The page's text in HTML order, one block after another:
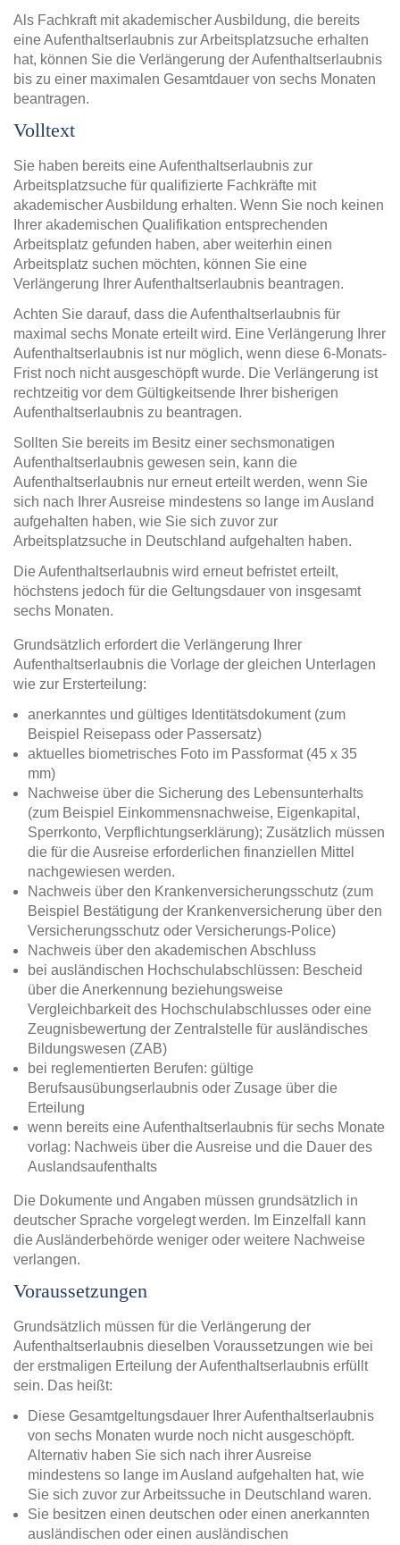
Als Fachkraft mit akademischer Ausbildung, die bereits
eine Aufenthaltserlaubnis zur Arbeitsplatzsuche erhalten
hat, können Sie die Verlängerung der Aufenthaltserlaubnis
bis zu einer maximalen Gesamtdauer von sechs Monaten
beantragen.
Volltext
Sie haben bereits eine Aufenthaltserlaubnis zur
Arbeitsplatzsuche für qualifizierte Fachkräfte mit
akademischer Ausbildung erhalten. Wenn Sie noch keinen
Ihrer akademischen Qualifikation entsprechenden
Arbeitsplatz gefunden haben, aber weiterhin einen
Arbeitsplatz suchen möchten, können Sie eine
Verlängerung Ihrer Aufenthaltserlaubnis beantragen.
Achten Sie darauf, dass die Aufenthaltserlaubnis für
maximal sechs Monate erteilt wird. Eine Verlängerung Ihrer
Aufenthaltserlaubnis ist nur möglich, wenn diese 6-Monats-
Frist noch nicht ausgeschöpft wurde. Die Verlängerung ist
rechtzeitig vor dem Gültigkeitsende Ihrer bisherigen
Aufenthaltserlaubnis zu beantragen.
Sollten Sie bereits im Besitz einer sechsmonatigen
Aufenthaltserlaubnis gewesen sein, kann die
Aufenthaltserlaubnis nur erneut erteilt werden, wenn Sie
sich nach Ihrer Ausreise mindestens so lange im Ausland
aufgehalten haben, wie Sie sich zuvor zur
Arbeitsplatzsuche in Deutschland aufgehalten haben.
Die Aufenthaltserlaubnis wird erneut befristet erteilt,
höchstens jedoch für die Geltungsdauer von insgesamt
sechs Monaten.
Grundsätzlich erfordert die Verlängerung Ihrer
Aufenthaltserlaubnis die Vorlage der gleichen Unterlagen
wie zur Ersterteilung:
anerkanntes und gültiges Identitätsdokument (zum
Beispiel Reisepass oder Passersatz)
aktuelles biometrisches Foto im Passformat (45 x 35
mm)
Nachweise über die Sicherung des Lebensunterhalts
(zum Beispiel Einkommensnachweise, Eigenkapital,
Sperrkonto, Verpflichtungserklärung); Zusätzlich müssen
die für die Ausreise erforderlichen finanziellen Mittel
nachgewiesen werden.
Nachweis über den Krankenversicherungsschutz (zum
Beispiel Bestätigung der Krankenversicherung über den
Versicherungsschutz oder Versicherungs-Police)
Nachweis über den akademischen Abschluss
bei ausländischen Hochschulabschlüssen: Bescheid
über die Anerkennung beziehungsweise
Vergleichbarkeit des Hochschulabschlusses oder eine
Zeugnisbewertung der Zentralstelle für ausländisches
Bildungswesen (ZAB)
bei reglementierten Berufen: gültige
Berufsausübungserlaubnis oder Zusage über die
Erteilung
wenn bereits eine Aufenthaltserlaubnis für sechs Monate
vorlag: Nachweis über die Ausreise und die Dauer des
Auslandsaufenthalts
Die Dokumente und Angaben müssen grundsätzlich in
deutscher Sprache vorgelegt werden. Im Einzelfall kann
die Ausländerbehörde weniger oder weitere Nachweise
verlangen.
Voraussetzungen
Grundsätzlich müssen für die Verlängerung der
Aufenthaltserlaubnis dieselben Voraussetzungen wie bei
der erstmaligen Erteilung der Aufenthaltserlaubnis erfüllt
sein. Das heißt:
Diese Gesamtgeltungsdauer Ihrer Aufenthaltserlaubnis
von sechs Monaten wurde noch nicht ausgeschöpft.
Alternativ haben Sie sich nach ihrer Ausreise
mindestens so lange im Ausland aufgehalten hat, wie
Sie sich zuvor zur Arbeitssuche in Deutschland waren.
Sie besitzen einen deutschen oder einen anerkannten
ausländischen oder einen ausländischen